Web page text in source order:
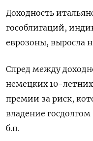
Доходность
гособлигаций,
еврозоны, выросла
Спред между
немецких 10-
премии за риск,
владение
б.п.